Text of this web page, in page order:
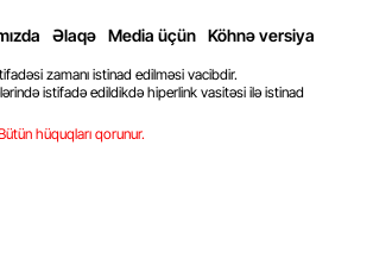
Əlaqə Media üçün Köhnə versiya
zamanı istinad edilməsi vacibdir.
istifadə edildikdə hiperlink vasitəsi ilə istinad
hüquqları qorunur.